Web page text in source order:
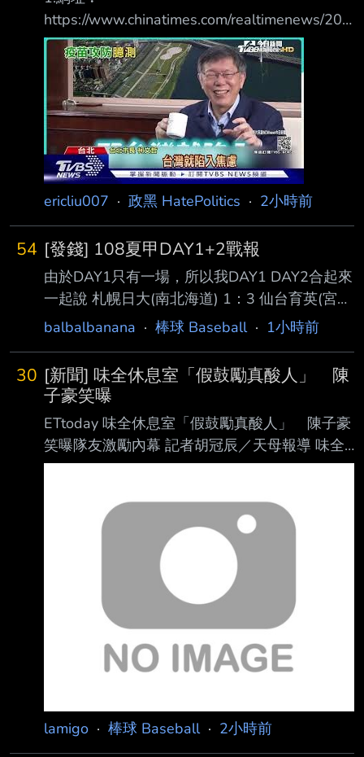
https://www.chinatimes.com/realtimenews/202
20914002061-263101 2.來源︰ 中時新聞網
3.完整轉錄標題 怕他被騙才阻購疫苗？柯嗆陳時
中：什麼時候變善心人士？ 4.完整轉錄內容︰
11:19 2022/09/14 中時 游念育 民進黨台北市長
參選人陳時中卸任指揮官投入選戰，疫苗採購也
成為話題，陳時中接受專訪 時提到，台北市長
柯文哲曾說有人要賣疫苗給他，那個廠商也有來
找過指揮中心，其實那都 是假的；意指阻擋柯
ericliu007 · 政黑 HatePolitics · 2小時前
54 [發錢] 108夏甲DAY1+2戰報
由於DAY1只有一場，所以我DAY1 DAY2合起來
一起說 札幌日大(南北海道) 1：3 仙台育英(宮
城) 仙台育英整場大概只出七成力就拿下札幌日
生了九次BB，整體跟地方大會的狀態略有差
別，但能很明顯感覺到對面對手確實實力有所
差距，就在這樣的狀況下，札幌日大也是很難做
出適當攻勢，尤其是第八第九局各兩次的 BB，
札幌日大還是沒法得到任何分數，只能說輸的不
村超級有餘裕的不上王牌，先用他們的二號先發
balbalbanana · 棒球 Baseball· 1小時前
30 [新聞] 味全休息室「假鼓勵真酸人」 陳
子豪笑曝
ETtoday 味全休息室「假鼓勵真酸人」 陳子豪
笑曝隊友激勵內幕 記者胡冠辰／天母報導 味全
重砲陳子豪近期逐漸找回長打火力，5日面對統
最末端炸裂；他在6日賽前受訪時表示，最近最
大的差別除了運氣比較好，更重 要的是重新掌
握與投手對決的節奏，讓原本經常落在界外的紮
實擊球，開始能夠留在場內 。 陳子豪昨役3打數
敲出1支安打，3局下轟出右外野陽春全壘打，替
味全龍先馳得點， 最終龍隊以3比0完封統一
獅。 截至5日，陳子豪本季出賽67場，212打數
敲出39支安打，貢獻3轟
lamigo · 棒球 Baseball· 2小時前